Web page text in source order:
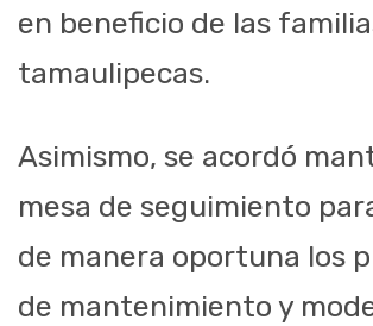
en beneficio de las
tamaulipecas.
Asimismo, se acordó
mesa de seguimiento
de manera oportuna los
de mantenimiento y